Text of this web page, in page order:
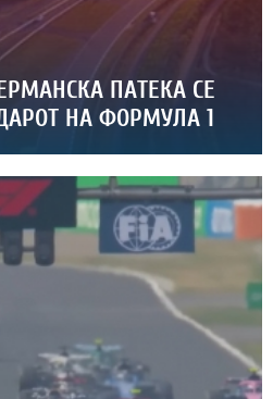
ПАТЕКА СЕ
НА ФОРМУЛА 1